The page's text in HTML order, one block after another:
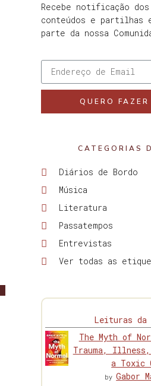
Recebe notificação dos
conteúdos e partilhas
parte da nossa
QUERO
CATEGORIAS
Diários de Bordo
Música
Literatura
Passatempos
Entrevistas
Ver todas as
Leituras da
The Myth of
Trauma,
a Toxic
byGabor